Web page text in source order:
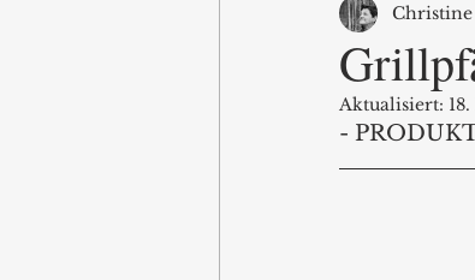
Hintergrund
Aktualisiert:
-